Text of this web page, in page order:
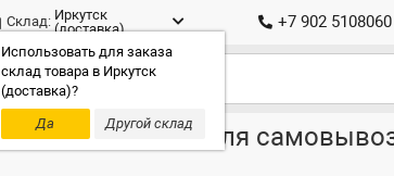
Склад: Иркутск
(доставка)
Использовать для заказа
склад товара в Иркутск
(доставка)?
Да
Другой склад
+7 902 5108060
Только доставка, для